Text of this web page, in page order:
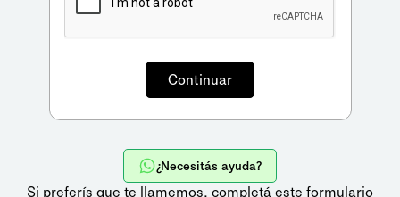
¿Necesitás ayuda?
Si preferís que te llamemos, completá este formulario